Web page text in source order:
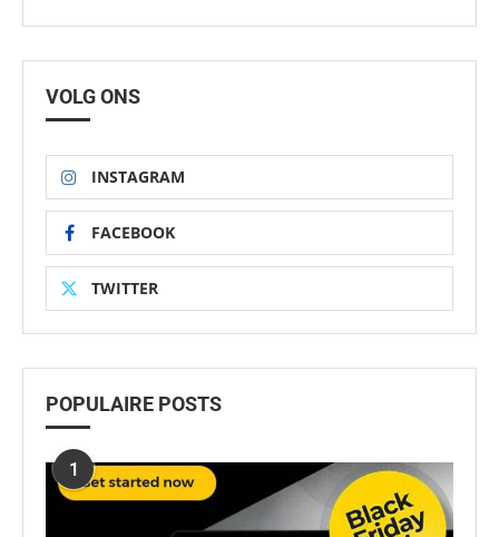
VOLG ONS
INSTAGRAM
FACEBOOK
TWITTER
POPULAIRE POSTS
1